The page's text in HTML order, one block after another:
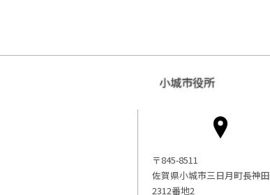
小城市役所
〒845-8511
佐賀県小城市三日月町長神田
2312番地2